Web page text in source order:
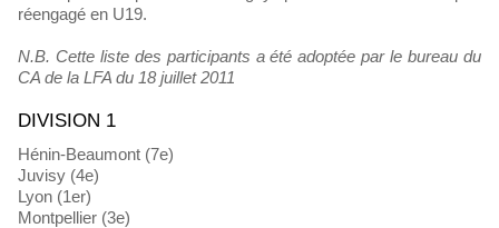
réengagé en U19.
N.B. Cette liste des participants a été adoptée par le bureau du
CA de la LFA du 18 juillet 2011
DIVISION 1
Hénin-Beaumont (7e)
Juvisy (4e)
Lyon (1er)
Montpellier (3e)